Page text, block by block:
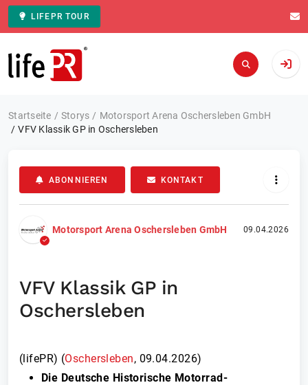
LIFEPR TOUR
Zur Startseite
Startseite Storys
Motorsport Arena Oschersleben GmbH
VFV Klassik GP in Oschersleben
ABONNIEREN KONTAKT
Motorsport Arena Oschersleben GmbH 09.04.2026
VFV Klassik GP in
Oschersleben
(lifePR) (Oschersleben, 09.04.2026)
Die Deutsche Historische Motorrad-